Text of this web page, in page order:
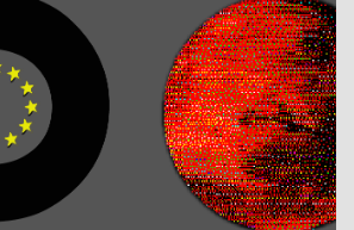
h
a